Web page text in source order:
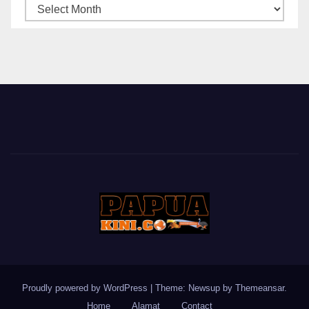
ARSIP
Proudly powered by WordPress Theme: Newsup by Themeansar.
Home
Alamat Contact